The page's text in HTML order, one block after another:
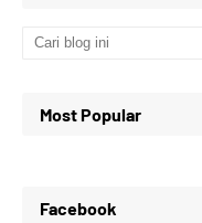
Most Popular
Facebook